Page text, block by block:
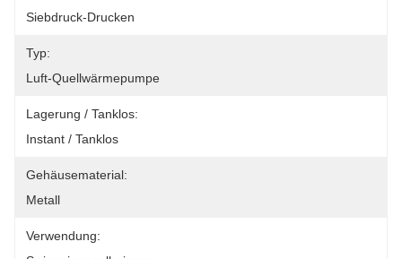
Siebdruck-Drucken
Typ:
Luft-Quellwärmepumpe
Lagerung / Tanklos:
Instant / Tanklos
Gehäusematerial:
Metall
Verwendung: